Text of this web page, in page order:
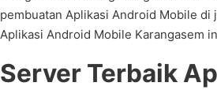
pembuatan Aplikasi Android Mobile di
Aplikasi Android Mobile Karangasem
Server Terbaik